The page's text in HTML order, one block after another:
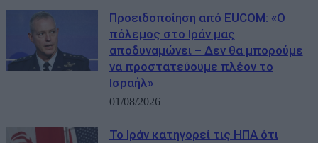
Προειδοποίηση από EUCOM: «Ο
πόλεμος στο Ιράν μας
αποδυναμώνει – Δεν θα μπορούμε
να προστατεύουμε πλέον το
Ισραήλ»
01/08/2026
Το Ιράν κατηγορεί τις ΗΠΑ ότι